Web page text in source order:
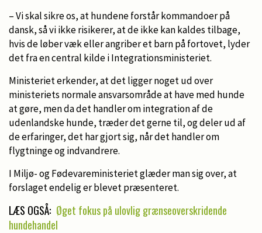
– Vi skal sikre os, at hundene forstår kommandoer på
dansk, så vi ikke risikerer, at de ikke kan kaldes tilbage,
hvis de løber væk eller angriber et barn på fortovet, lyder
det fra en central kilde i Integrationsministeriet.
Ministeriet erkender, at det ligger noget ud over
ministeriets normale ansvarsområde at have med hunde
at gøre, men da det handler om integration af de
udenlandske hunde, træder det gerne til, og deler ud af
de erfaringer, det har gjort sig, når det handler om
flygtninge og indvandrere.
I Miljø- og Fødevareministeriet glæder man sig over, at
forslaget endelig er blevet præsenteret.
LÆS OGSÅ: Øget fokus på ulovlig grænseoverskridende
hundehandel